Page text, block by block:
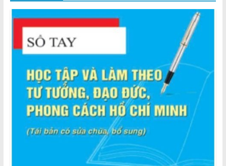
Thuận
Cổng
Tri